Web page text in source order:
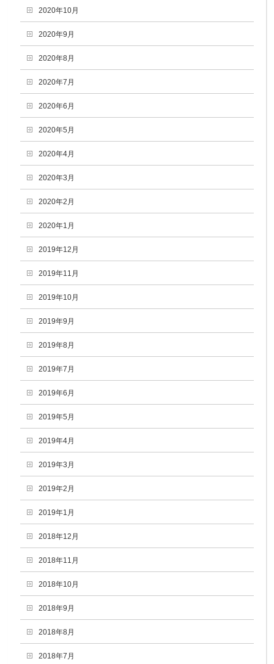
2020年10月
2020年9月
2020年8月
2020年7月
2020年6月
2020年5月
2020年4月
2020年3月
2020年2月
2020年1月
2019年12月
2019年11月
2019年10月
2019年9月
2019年8月
2019年7月
2019年6月
2019年5月
2019年4月
2019年3月
2019年2月
2019年1月
2018年12月
2018年11月
2018年10月
2018年9月
2018年8月
2018年7月